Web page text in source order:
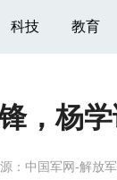
科技 教育
，杨
： 中国军网-解放